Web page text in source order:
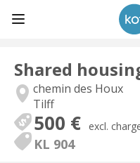
Shared
chemin des Houx
Tilff
500 € excl.
KL 904